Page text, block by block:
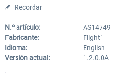
Recordar
N.º artículo:
AS14749
Fabricante:
Flight1
Idioma:
English
Versión actual:
1.2.0.0A